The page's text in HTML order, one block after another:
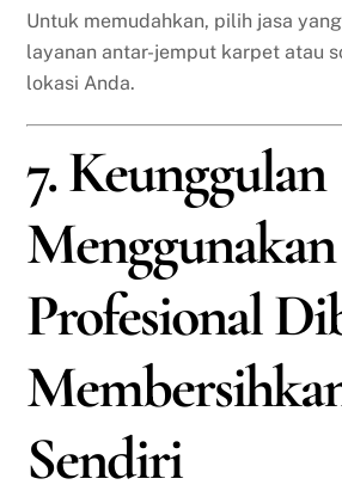
Untuk memudahkan, pilih jasa
layanan antar-jemput karpet atau
lokasi Anda.
7. Keunggulan
Menggunakan
Profesional
Sendiri